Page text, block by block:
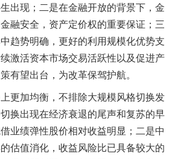
出现；二是在金融开放的背景下，金
融安全，资产定价权的重要保证；三
趋势明确，更好的利用规模化优势支
激活资本市场交易活跃性以及促进产
有望出台，为改革保驾护航。
更加均衡，不排除大规模风格切换发
换出现在经济衰退的尾声和复苏的早
业绩弹性股价相对收益明显；二是中
估值消化，收益风险比已具备较大的